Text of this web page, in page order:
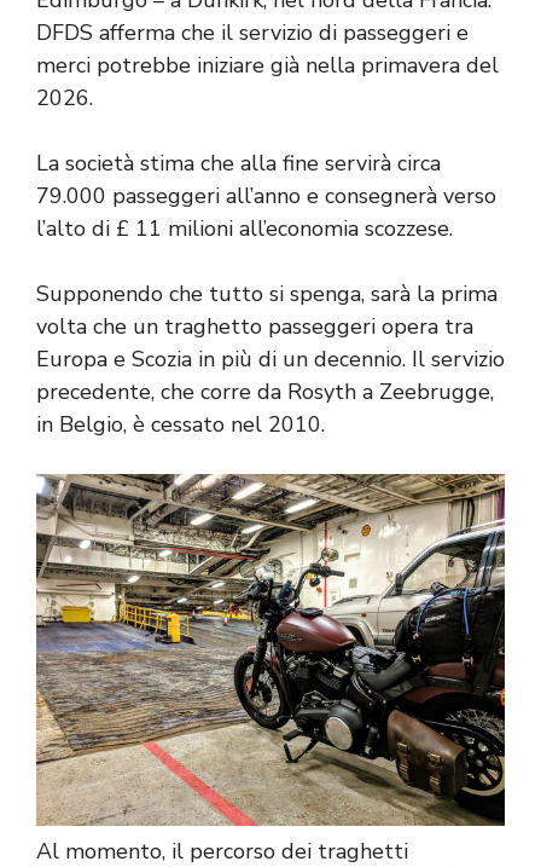
DFDS afferma che il servizio di passeggeri e
merci potrebbe iniziare già nella primavera del
2026.
La società stima che alla fine servirà circa
79.000 passeggeri all’anno e consegnerà verso
l’alto di £ 11 milioni all’economia scozzese.
Supponendo che tutto si spenga, sarà la prima
volta che un traghetto passeggeri opera tra
Europa e Scozia in più di un decennio. Il servizio
precedente, che corre da Rosyth a Zeebrugge,
in Belgio, è cessato nel 2010.
Al momento, il percorso dei traghetti